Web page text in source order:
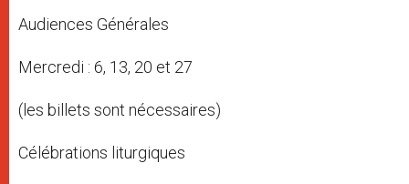
Audiences Générales
Mercredi : 6, 13, 20 et 27
(les billets sont nécessaires)
Célébrations liturgiques